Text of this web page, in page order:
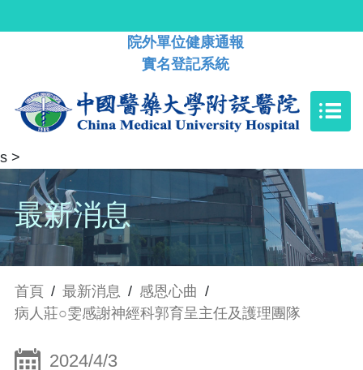
院外單位健康通報
實名登記系統
s >
最新消息
首頁 / 最新消息 / 感恩心曲 /
病人莊○雯感謝神經科郭育呈主任及護理團隊
2024/4/3